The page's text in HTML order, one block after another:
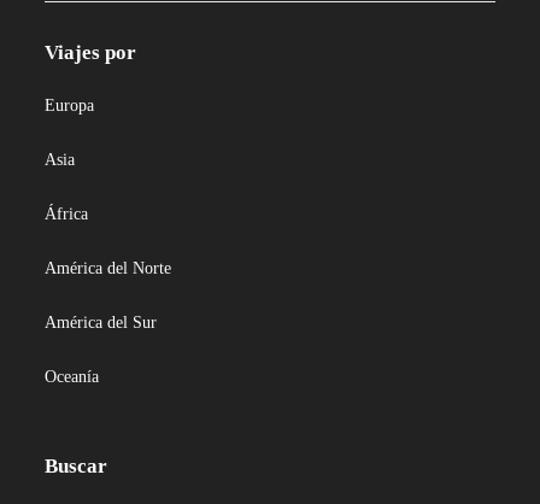
Viajes por
Europa
Asia
África
América del Norte
América del Sur
Oceanía
Buscar